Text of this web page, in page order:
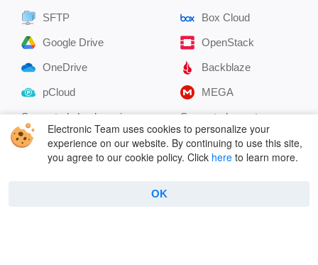
SFTP
Google Drive
OneDrive
pCloud
Supported cloud services
Box Cloud
OpenStack
Backblaze
MEGA
Supported remote
servers
Electronic Team uses cookies to personalize your
experience on our website. By continuing to use this site,
you agree to our cookie policy. Click here to learn more.
OK